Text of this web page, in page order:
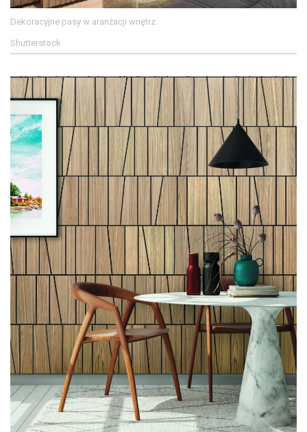
Dekoracyjne pasy w aranżacji wnętrz
Shutterstock